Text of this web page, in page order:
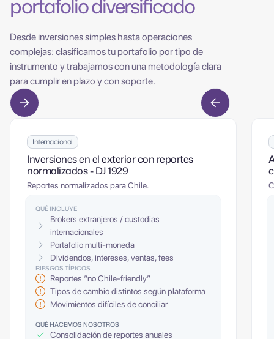
portafolio diversificado
Desde inversiones simples hasta operaciones
complejas: clasificamos tu portafolio por tipo de
instrumento y trabajamos con una metodología clara
para cumplir en plazo y con soporte.
Internacional
Inversiones en el exterior con reportes
normalizados - DJ 1929
Reportes normalizados para Chile.
QUÉ INCLUYE
Brokers extranjeros / custodias
internacionales
Portafolio multi-moneda
Dividendos, intereses, ventas, fees
RIESGOS TÍPICOS
Reportes “no Chile-friendly”
Tipos de cambio distintos según plataforma
Movimientos difíciles de conciliar
QUÉ HACEMOS NOSOTROS
Consolidación de reportes anuales